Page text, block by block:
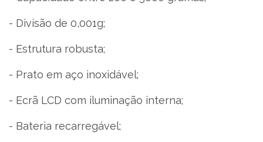
- Divisão de 0,001g;
- Estrutura robusta;
- Prato em aço inoxidável;
- Ecrã LCD com iluminação interna;
- Bateria recarregável;